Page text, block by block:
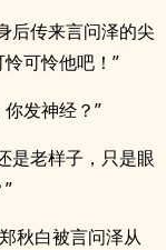
后传来言问泽的尖
可怜他吧！”
发神经？”
是老样子，只是眼
秋白被言问泽从